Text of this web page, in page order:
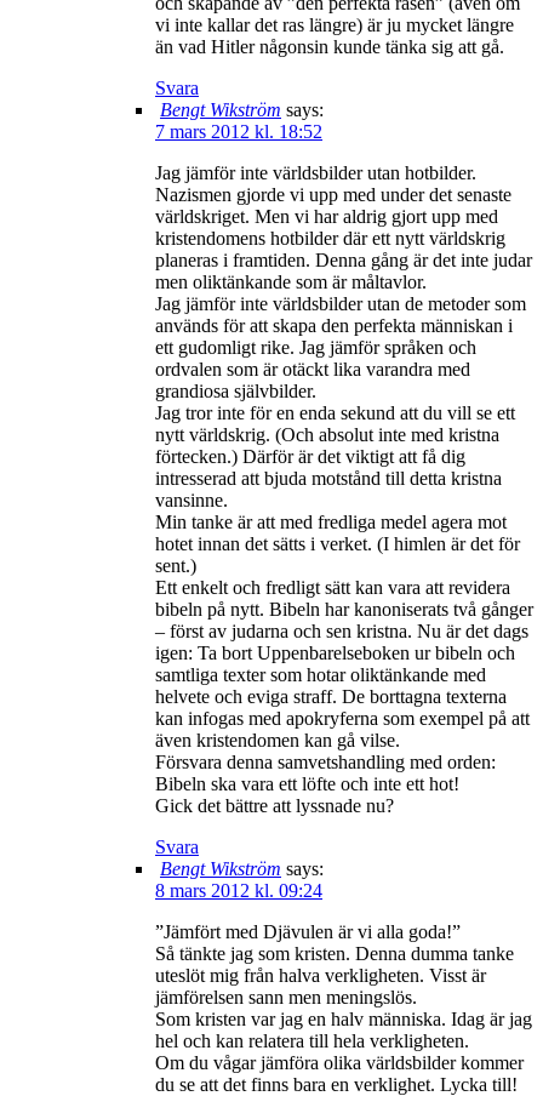
vi inte kallar det ras längre) är ju mycket längre
än vad Hitler någonsin kunde tänka sig att gå.
Svara
Bengt Wikström says:
7 mars 2012 kl. 18:52
Jag jämför inte världsbilder utan hotbilder.
Nazismen gjorde vi upp med under det senaste
världskriget. Men vi har aldrig gjort upp med
kristendomens hotbilder där ett nytt världskrig
planeras i framtiden. Denna gång är det inte judar
men oliktänkande som är måltavlor.
Jag jämför inte världsbilder utan de metoder som
används för att skapa den perfekta människan i
ett gudomligt rike. Jag jämför språken och
ordvalen som är otäckt lika varandra med
grandiosa självbilder.
Jag tror inte för en enda sekund att du vill se ett
nytt världskrig. (Och absolut inte med kristna
förtecken.) Därför är det viktigt att få dig
intresserad att bjuda motstånd till detta kristna
vansinne.
Min tanke är att med fredliga medel agera mot
hotet innan det sätts i verket. (I himlen är det för
sent.)
Ett enkelt och fredligt sätt kan vara att revidera
bibeln på nytt. Bibeln har kanoniserats två gånger
– först av judarna och sen kristna. Nu är det dags
igen: Ta bort Uppenbarelseboken ur bibeln och
samtliga texter som hotar oliktänkande med
helvete och eviga straff. De borttagna texterna
kan infogas med apokryferna som exempel på att
även kristendomen kan gå vilse.
Försvara denna samvetshandling med orden:
Bibeln ska vara ett löfte och inte ett hot!
Gick det bättre att lyssnade nu?
Svara
Bengt Wikström says:
8 mars 2012 kl. 09:24
”Jämfört med Djävulen är vi alla goda!”
Så tänkte jag som kristen. Denna dumma tanke
uteslöt mig från halva verkligheten. Visst är
jämförelsen sann men meningslös.
Som kristen var jag en halv människa. Idag är jag
hel och kan relatera till hela verkligheten.
Om du vågar jämföra olika världsbilder kommer
du se att det finns bara en verklighet. Lycka till!